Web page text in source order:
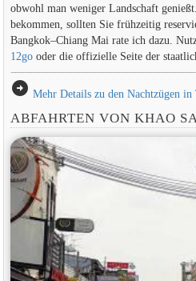
obwohl man weniger Landschaft
bekommen, sollten Sie frühzeitig
Bangkok–Chiang Mai rate ich dazu.
12gooder die offizielle Seite der
arrow_circle_right Mehr Details zu den Nachtzügen in
ABFAHRTEN VON KHAO